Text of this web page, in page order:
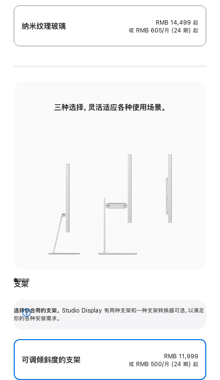
纳米纹理玻璃 RMB 14,499 起
或 RMB 605/月 (24 期) 起
三种选择，灵活适应各种使用场景。
支架
选择你合用的支架。 Studio Display 有两种支架和一种支架转换器可选，以满足
你的各种安装需求。
展
可调倾斜度的支架
RMB 11,999
或 RMB 500/月 (24 期) 起